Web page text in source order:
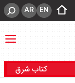
EN
AR
کتاب شرق